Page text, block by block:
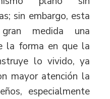
sin embargo, esta
medida una
la forma en que la
lo vivido, ya
mayor atención la
especialmente